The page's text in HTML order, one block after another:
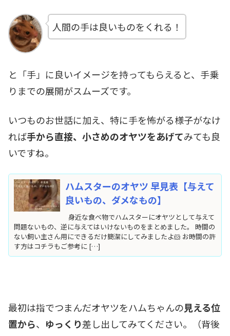
人間の手は良いものをくれる！
と「手」に良いイメージを持ってもらえると、手乗
りまでの展開がスムーズです。
いつものお世話に加え、特に手を怖がる様子がなけ
れば手から直接、小さめのオヤツをあげてみても良
いですね。
ハムスターのオヤツ 早見表【与えて
良いもの、ダメなもの】
身近な食べ物でハムスターにオヤツとして与えて
問題ないもの、逆に与えてはいけないものをまとめました。 時間の
ない飼い主さん用にできるだけ簡潔にしてみましたよ🐹 お時間の許
す方はコチラもご参考に […]
最初は指でつまんだオヤツをハムちゃんの見える位
置から、 ゆっくり差し出してみてください。（背後